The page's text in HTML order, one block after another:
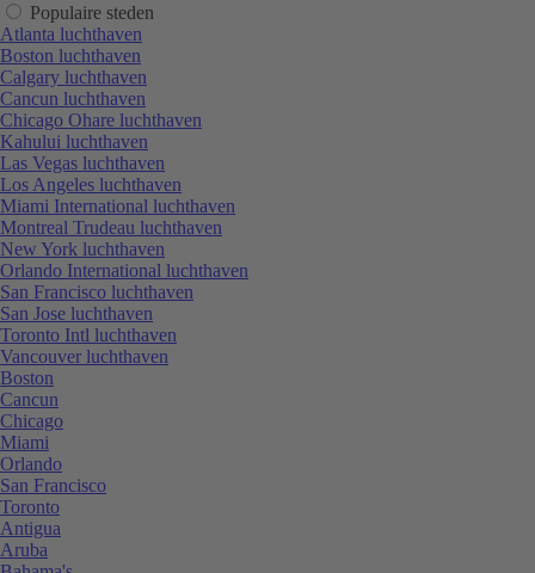
Populaire steden
Atlanta luchthaven
Boston luchthaven
Calgary luchthaven
Cancun luchthaven
Chicago Ohare luchthaven
Kahului luchthaven
Las Vegas luchthaven
Los Angeles luchthaven
Miami International luchthaven
Montreal Trudeau luchthaven
New York luchthaven
Orlando International luchthaven
San Francisco luchthaven
San Jose luchthaven
Toronto Intl luchthaven
Vancouver luchthaven
Boston
Cancun
Chicago
Miami
Orlando
San Francisco
Toronto
Antigua
Aruba